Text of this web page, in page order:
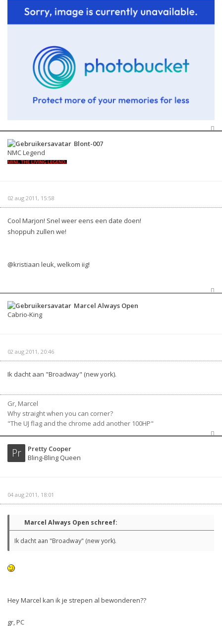
Blont-007
NMC Legend
02 aug 2011, 15:58
Cool Marjon! Snel weer eens een date doen!
shoppuh zullen we!
@kristiaan leuk, welkom iig!
Marcel Always Open
Cabrio-King
02 aug 2011, 20:46
Ik dacht aan "Broadway" (new york).
Gr, Marcel
Why straight when you can corner?
"The UJ flag and the chrome add another 100HP"
Pr
Pretty Cooper
Bling-Bling Queen
04 aug 2011, 18:01
Marcel Always Open schreef:
Ik dacht aan "Broadway" (new york).
Hey Marcel kan ik je strepen al bewonderen??
gr, PC